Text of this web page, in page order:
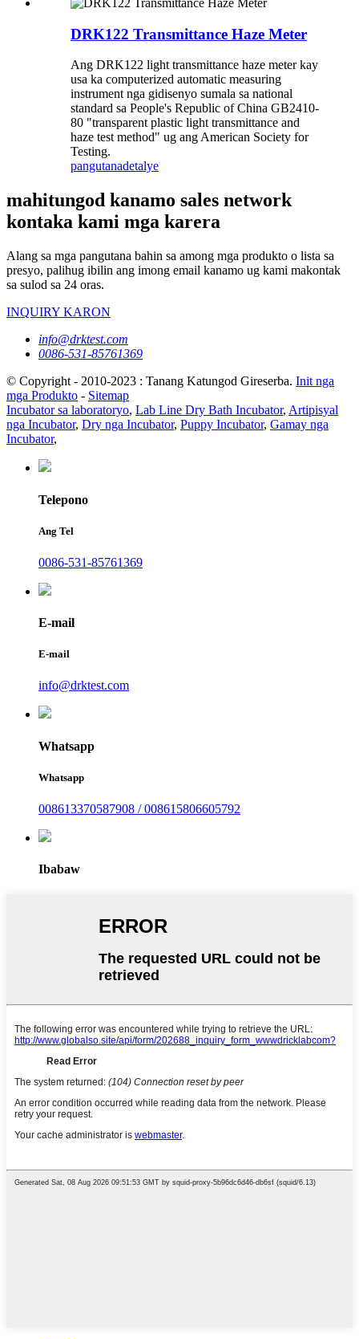
DRK122 Transmittance Haze Meter
Ang DRK122 light transmittance haze meter kay
usa ka computerized automatic measuring
instrument nga gidisenyo sumala sa national
standard sa People's Republic of China GB2410-
80 "transparent plastic light transmittance and
haze test method" ug ang American Society for
Testing.
pangutanadetalye
mahitungod kanamo sales network
kontaka kami mga karera
Alang sa mga pangutana bahin sa among mga produkto o lista sa
presyo, palihug ibilin ang imong email kanamo ug kami makontak
sa sulod sa 24 oras.
INQUIRY KARON
info@drktest.com
0086-531-85761369
© Copyright - 2010-2023 : Tanang Katungod Gireserba. Init nga
mga Produkto - Sitemap
Incubator sa laboratoryo, Lab Line Dry Bath Incubator, Artipisyal
nga Incubator, Dry nga Incubator, Puppy Incubator, Gamay nga
Incubator,
Telepono
Ang Tel
0086-531-85761369
E-mail
E-mail
info@drktest.com
Whatsapp
Whatsapp
008613370587908 / 008615806605792
Ibabaw